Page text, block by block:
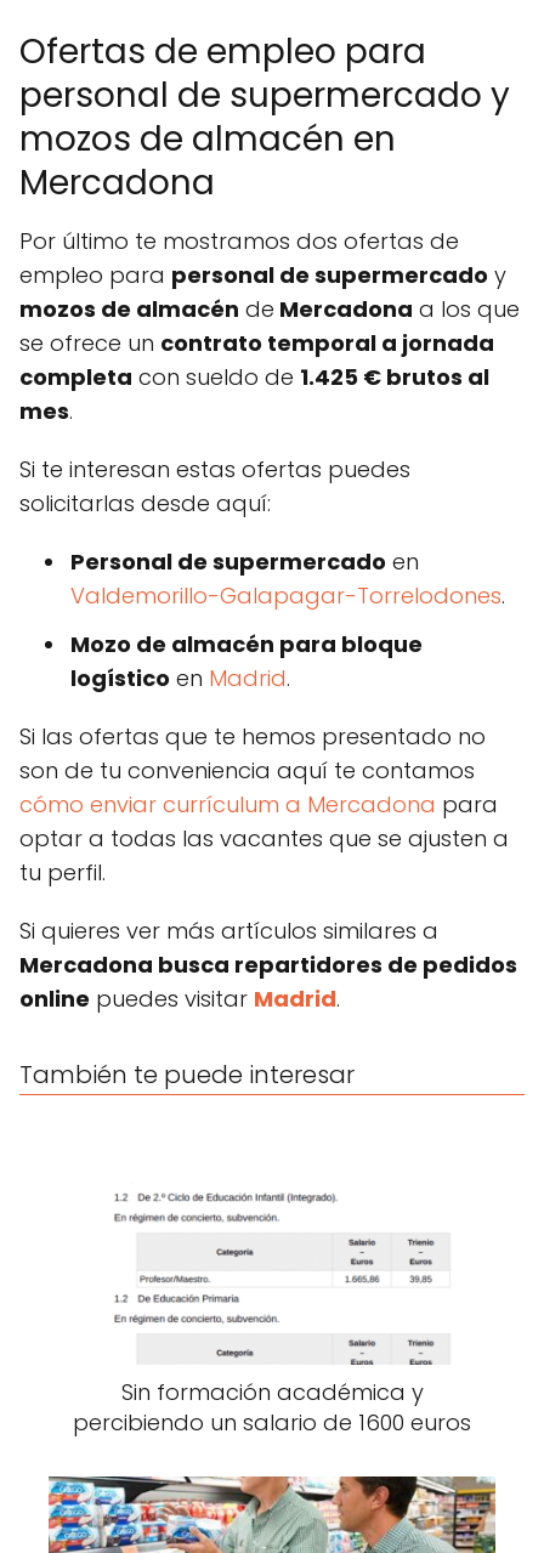
Ofertas de empleo para
personal de supermercado y
mozos de almacén en
Mercadona
Por último te mostramos dos ofertas de
empleo para personal de supermercado y
mozos de almacén de Mercadona a los que
se ofrece un contrato temporal a jornada
completa con sueldo de 1.425 € brutos al
mes.
Si te interesan estas ofertas puedes
solicitarlas desde aquí:
Personal de supermercado en
Valdemorillo-Galapagar-Torrelodones.
Mozo de almacén para bloque
logístico en Madrid.
Si las ofertas que te hemos presentado no
son de tu conveniencia aquí te contamos
cómo enviar currículum a Mercadona para
optar a todas las vacantes que se ajusten a
tu perfil.
Si quieres ver más artículos similares a
Mercadona busca repartidores de pedidos
online puedes visitar Madrid.
También te puede interesar
Sin formación académica y
percibiendo un salario de 1600 euros